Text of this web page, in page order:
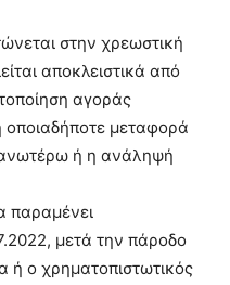
στην χρεωστική
αποκλειστικά από
αγοράς
οποιαδήποτε μεταφορά
ή η ανάληψή
παραμένει
μετά την πάροδο
ή ο χρηματοπιστωτικός